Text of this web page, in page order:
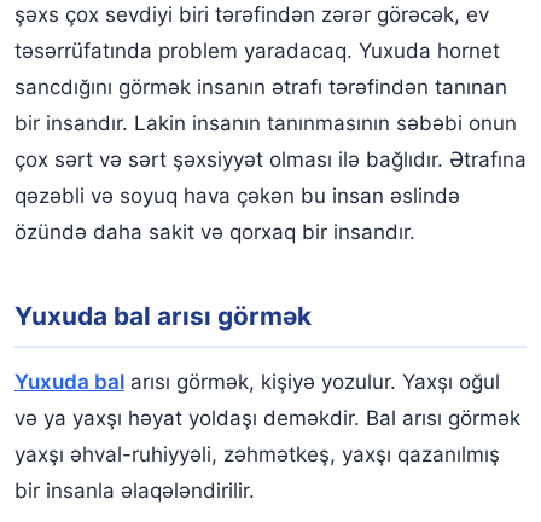
şəxs çox sevdiyi biri tərəfindən zərər görəcək, ev
təsərrüfatında problem yaradacaq. Yuxuda hornet
sancdığını görmək insanın ətrafı tərəfindən tanınan
bir insandır. Lakin insanın tanınmasının səbəbi onun
çox sərt və sərt şəxsiyyət olması ilə bağlıdır. Ətrafına
qəzəbli və soyuq hava çəkən bu insan əslində
özündə daha sakit və qorxaq bir insandır.
Yuxuda bal arısı görmək
Yuxuda bal arısı görmək, kişiyə yozulur. Yaxşı oğul
və ya yaxşı həyat yoldaşı deməkdir. Bal arısı görmək
yaxşı əhval-ruhiyyəli, zəhmətkeş, yaxşı qazanılmış
bir insanla əlaqələndirilir.